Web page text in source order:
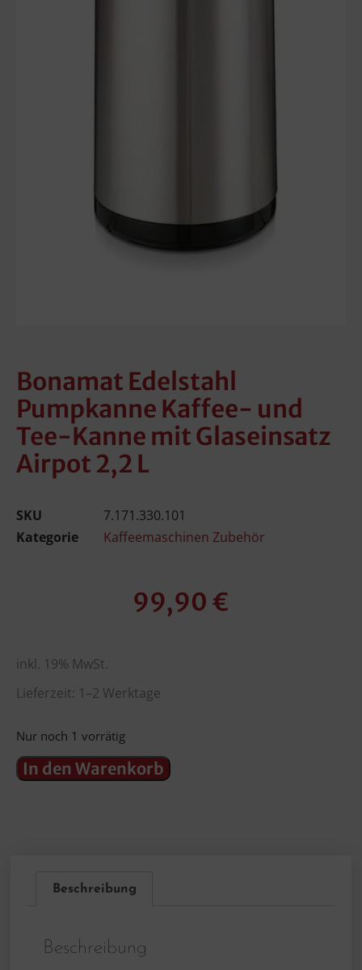
Bonamat Edelstahl
Pumpkanne Kaffee- und
Tee-Kanne mit Glaseinsatz
Airpot 2,2 L
SKU
7.171.330.101
Kategorie
Kaffeemaschinen Zubehör
99,90 €
inkl. 19% MwSt.
Lieferzeit: 1–2 Werktage
Nur noch 1 vorrätig
In den Warenkorb
Beschreibung
Beschreibung